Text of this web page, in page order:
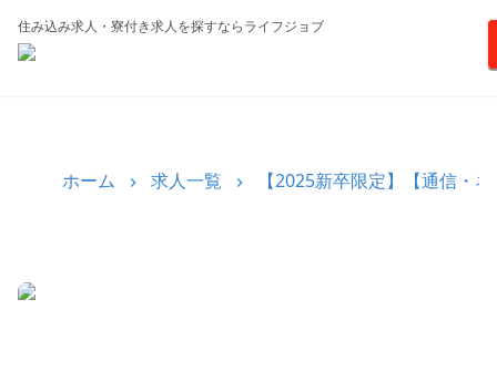
住み込み求人・寮付き求人を探すならライフジョブ
ホーム 求人一覧 【2025新卒限定】【通信・